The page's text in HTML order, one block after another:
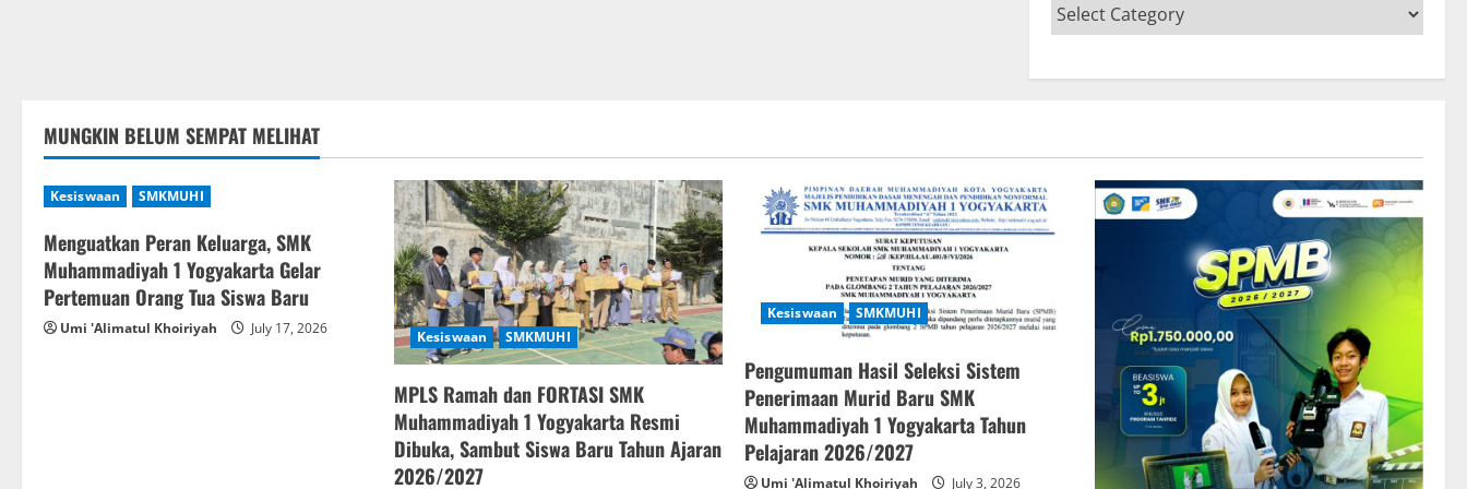
MUNGKIN BELUM SEMPAT MELIHAT
Kesiswaan SMKMUHI
Menguatkan Peran Keluarga, SMK
Muhammadiyah 1 Yogyakarta Gelar
Pertemuan Orang Tua Siswa Baru
Umi 'Alimatul Khoiriyah July 17, 2026 Kesiswaan SMKMUHI
MPLS Ramah dan FORTASI SMK
Muhammadiyah 1 Yogyakarta Resmi
Dibuka, Sambut Siswa Baru Tahun Ajaran
2026/2027
Kesiswaan SMKMUHI
Pengumuman Hasil Seleksi Sistem
Penerimaan Murid Baru SMK
Muhammadiyah 1 Yogyakarta Tahun
Pelajaran 2026/2027
Umi 'Alimatul Khoiriyah July 3, 2026